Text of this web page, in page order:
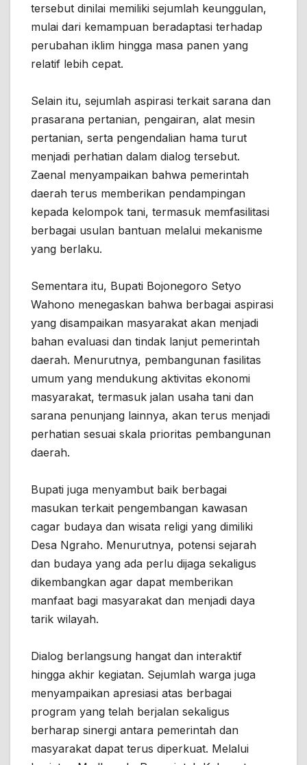
tersebut dinilai memiliki sejumlah keunggulan,
mulai dari kemampuan beradaptasi terhadap
perubahan iklim hingga masa panen yang
relatif lebih cepat.
Selain itu, sejumlah aspirasi terkait sarana dan
prasarana pertanian, pengairan, alat mesin
pertanian, serta pengendalian hama turut
menjadi perhatian dalam dialog tersebut.
Zaenal menyampaikan bahwa pemerintah
daerah terus memberikan pendampingan
kepada kelompok tani, termasuk memfasilitasi
berbagai usulan bantuan melalui mekanisme
yang berlaku.
Sementara itu, Bupati Bojonegoro Setyo
Wahono menegaskan bahwa berbagai aspirasi
yang disampaikan masyarakat akan menjadi
bahan evaluasi dan tindak lanjut pemerintah
daerah. Menurutnya, pembangunan fasilitas
umum yang mendukung aktivitas ekonomi
masyarakat, termasuk jalan usaha tani dan
sarana penunjang lainnya, akan terus menjadi
perhatian sesuai skala prioritas pembangunan
daerah.
Bupati juga menyambut baik berbagai
masukan terkait pengembangan kawasan
cagar budaya dan wisata religi yang dimiliki
Desa Ngraho. Menurutnya, potensi sejarah
dan budaya yang ada perlu dijaga sekaligus
dikembangkan agar dapat memberikan
manfaat bagi masyarakat dan menjadi daya
tarik wilayah.
Dialog berlangsung hangat dan interaktif
hingga akhir kegiatan. Sejumlah warga juga
menyampaikan apresiasi atas berbagai
program yang telah berjalan sekaligus
berharap sinergi antara pemerintah dan
masyarakat dapat terus diperkuat. Melalui